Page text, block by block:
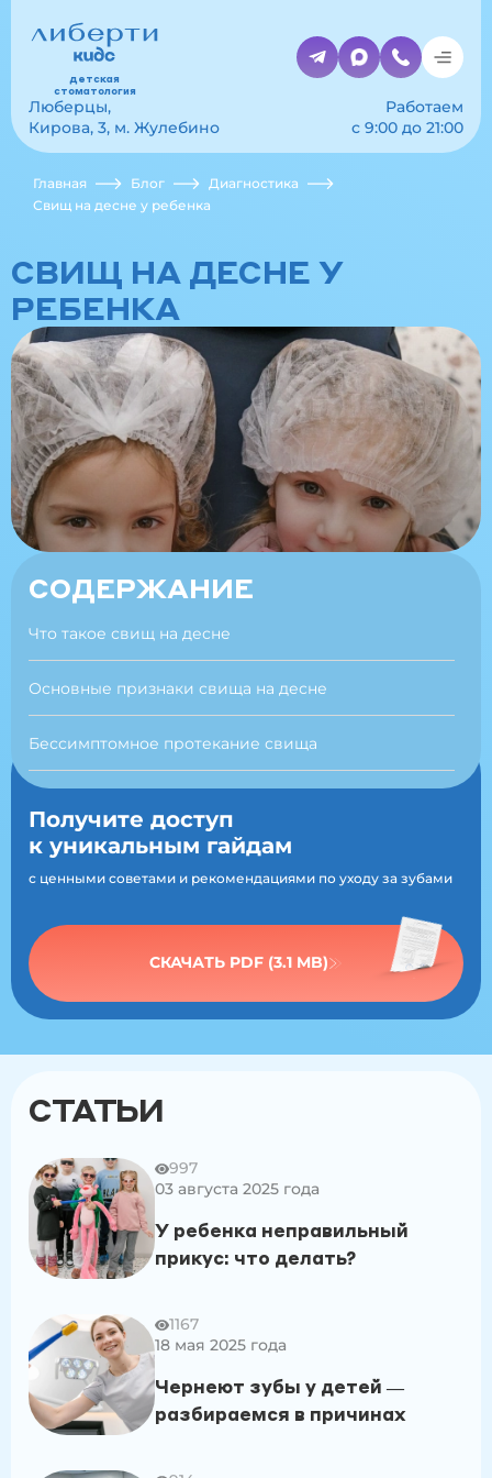
детская
стоматология
Люберцы,
Кирова, 3, м. Жулебино
Работаем
с 9:00 до 21:00
Главная Блог
Диагностика
Свищ на десне у ребенка
СВИЩ НА ДЕСНЕ У
РЕБЕНКА
СОДЕРЖАНИЕ
Что такое свищ на десне
Основные признаки свища на десне
Бессимптомное протекание свища
Как связаны зачатки зубов и свищ
Может ли свищ повлиять на зачаток постоянного
зуба
Диагностика свища на десне у ребенка
Лечение свища на десне у ребенка
Медикаментозное лечение
Хирургический метод
Обработка и дезинфекция
Профилактические мероприятия
Получите доступ
к уникальным гайдам
с ценными советами и рекомендациями по уходу за зубами
СКАЧАТЬ PDF (3.1 MB)
СТАТЬИ
03 августа 2025 года
997
У ребенка неправильный
прикус: что делать?
18 мая 2025 года
1167
Чернеют зубы у детей —
разбираемся в причинах